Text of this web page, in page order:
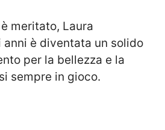
meritato, Laura
anni è diventata un solido
per la bellezza e la
sempre in gioco.